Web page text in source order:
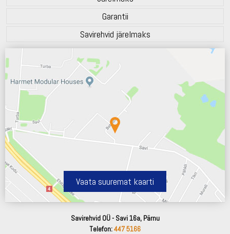
Garantii
Savirehvid järelmaks
Vaata suuremat kaarti
Savirehvid OÜ - Savi 16a, Pärnu
Telefon:447 5166